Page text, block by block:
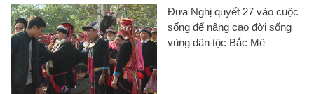
Đưa Nghị quyết 27 vào cuộc
sống để nâng cao đời sống
vùng dân tộc Bắc Mê